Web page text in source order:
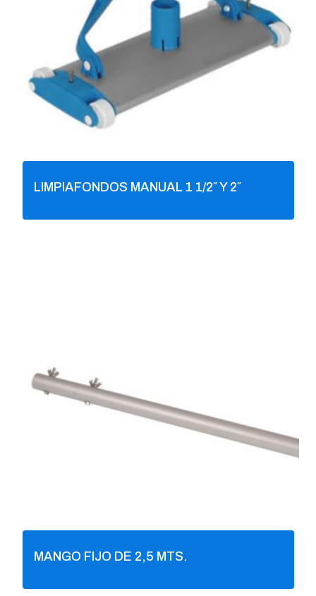
LIMPIAFONDOS MANUAL 1 1/2″ Y 2″
MANGO FIJO DE 2,5 MTS.